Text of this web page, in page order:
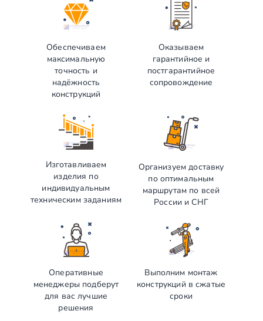
Обеспечиваем
максимальную
точность и
надёжность
конструкций
Оказываем
гарантийное и
постгарантийное
сопровождение
Изготавливаем
изделия по
индивидуальным
техническим заданиям
Организуем доставку
по оптимальным
маршрутам по всей
России и СНГ
Оперативные
менеджеры подберут
для вас лучшие
решения
Выполним монтаж
конструкций в сжатые
сроки